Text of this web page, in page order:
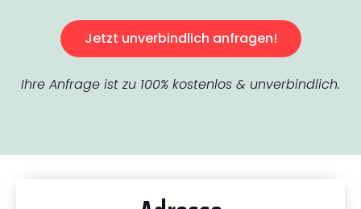
Jetzt unverbindlich anfragen!
Ihre Anfrage ist zu 100% kostenlos & unverbindlich.